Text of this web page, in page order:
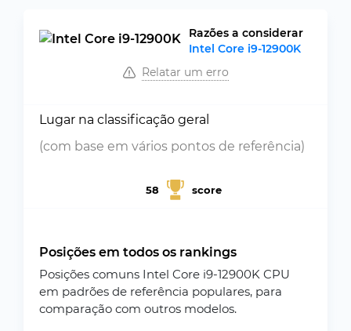
Razões a considerar
Intel Core i9-12900K
Relatar um erro
Lugar na classificação geral
(com base em vários pontos de referência)
58 score
Posições em todos os rankings
Posições comuns Intel Core i9-12900K CPU
em padrões de referência populares, para
comparação com outros modelos.